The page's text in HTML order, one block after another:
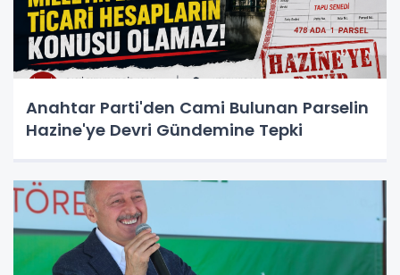
Anahtar Parti'den Cami Bulunan Parselin
Hazine'ye Devri Gündemine Tepki